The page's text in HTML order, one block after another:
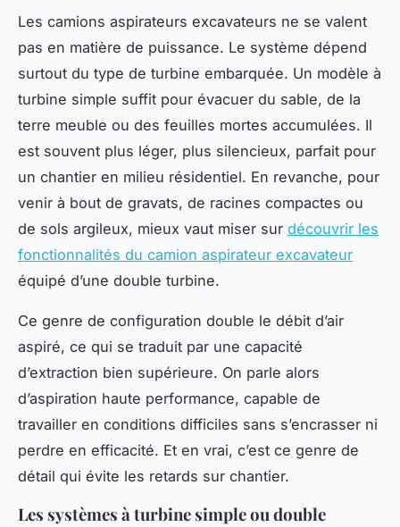
Les camions aspirateurs excavateurs ne se valent
pas en matière de puissance. Le système dépend
surtout du type de turbine embarquée. Un modèle à
turbine simple suffit pour évacuer du sable, de la
terre meuble ou des feuilles mortes accumulées. Il
est souvent plus léger, plus silencieux, parfait pour
un chantier en milieu résidentiel. En revanche, pour
venir à bout de gravats, de racines compactes ou
de sols argileux, mieux vaut miser sur découvrir les
fonctionnalités du camion aspirateur excavateur
équipé d’une double turbine.
Ce genre de configuration double le débit d’air
aspiré, ce qui se traduit par une capacité
d’extraction bien supérieure. On parle alors
d’aspiration haute performance, capable de
travailler en conditions difficiles sans s’encrasser ni
perdre en efficacité. Et en vrai, c’est ce genre de
détail qui évite les retards sur chantier.
Les systèmes à turbine simple ou double